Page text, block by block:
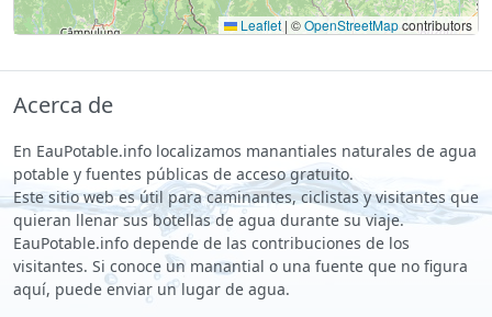
Leaflet | ©OpenStreetMapcontributors
Acerca de
En EauPotable.info localizamos manantiales naturales de agua
potable y fuentes públicas de acceso gratuito.
Este sitio web es útil para caminantes, ciclistas y visitantes que
quieran llenar sus botellas de agua durante su viaje.
EauPotable.info depende de las contribuciones de los
visitantes. Si conoce un manantial o una fuente que no figura
aquí, puede enviar un lugar de agua.